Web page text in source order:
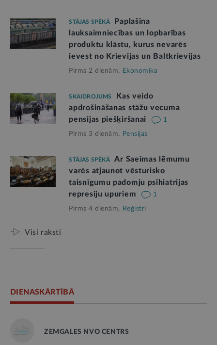
STĀJAS SPĒKĀ
Paplašina
lauksaimniecības un lopbarības
produktu klāstu, kurus nevarēs
ievest no Krievijas un Baltkrievijas
Pirms 2 dienām, Ekonomika
SKAIDROJUMS
Kas veido
apdrošināšanas stāžu vecuma
pensijas piešķiršanai
1
Pirms 3 dienām, Pensijas
STĀJAS SPĒKĀ
Ar Saeimas lēmumu
varēs atjaunot vēsturisko
taisnīgumu padomju psihiatrijas
represiju upuriem
1
Pirms 4 dienām, Reģistri
Visi raksti
DIENASKĀRTĪBĀ
ZEMGALES NVO CENTRS